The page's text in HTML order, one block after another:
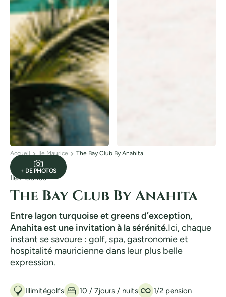
+ DE PHOTOS
Accueil Ile Maurice The Bay Club By Anahita
Ile Maurice
The Bay Club By Anahita
Entre lagon turquoise et greens d’exception,
Anahita est une invitation à la sérénité.Ici, chaque
instant se savoure : golf, spa, gastronomie et
hospitalité mauricienne dans leur plus belle
expression.
Illimitégolfs 10 / 7jours / nuits
1/2 pension